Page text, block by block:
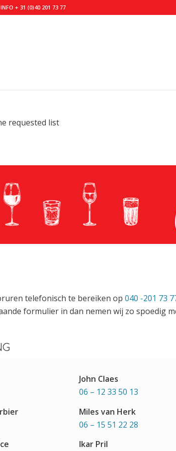
+ 31 (0)40 201 73 77
requested list
telefonisch te bereiken op 040 -201 73
formulier in dan nemen wij zo spoedig
John Claes
06 – 12 33 50 13
Miles van Herk
06 – 15 51 22 28
Ikar Pril